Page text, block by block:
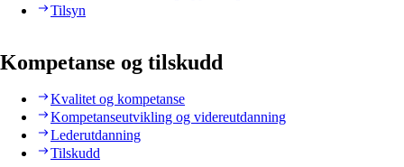
Tilsyn
Kompetanse og tilskudd
Kvalitet og kompetanse
Kompetanseutvikling og videreutdanning
Lederutdanning
Tilskudd